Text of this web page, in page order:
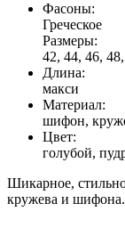
Фасоны:
Греческое
Размеры:
42, 44, 46,
Длина:
макси
Материал:
шифон,
Цвет:
голубой,
Шикарное,
кружева и